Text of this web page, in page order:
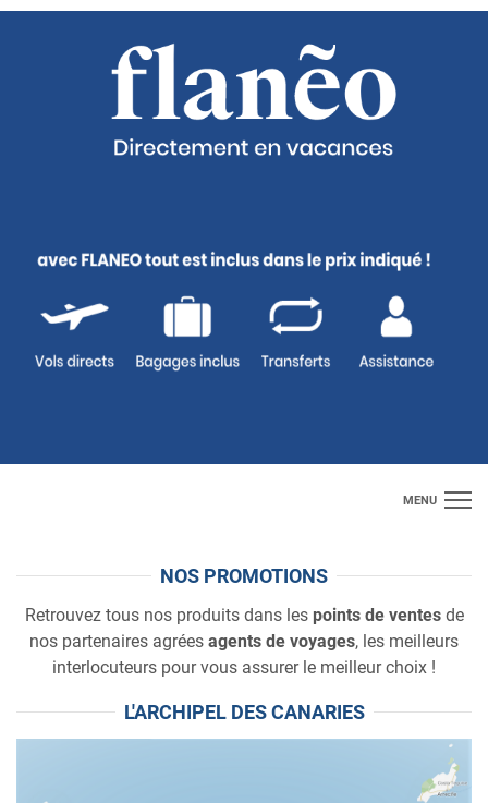
MENU
BIEN-ETRE
INFOS DESTINATIONS
NOS PROMOTIONS
Retrouvez tous nos produits dans les points de ventesde
nos partenaires agrées agents de voyages, les meilleurs
interlocuteurs pour vous assurer le meilleur choix !
L'ARCHIPEL DES CANARIES